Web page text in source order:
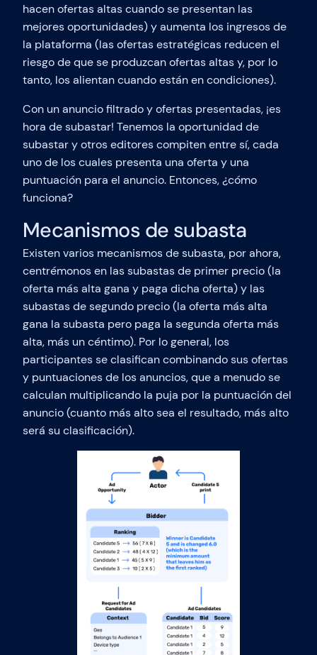
hacen ofertas altas cuando se presentan las
mejores oportunidades) y aumenta los ingresos de
la plataforma (las ofertas estratégicas reducen el
riesgo de que se produzcan ofertas altas y, por lo
tanto, los alientan cuando están en condiciones).
Con un anuncio filtrado y ofertas presentadas, ¡es
hora de subastar! Tenemos la oportunidad de
subastar y otros editores compiten entre sí, cada
uno de los cuales presenta una oferta y una
puntuación para el anuncio. Entonces, ¿cómo
funciona?
Mecanismos de subasta
Existen varios mecanismos de subasta, por ahora,
centrémonos en las subastas de primer precio (la
oferta más alta gana y paga dicha oferta) y las
subastas de segundo precio (la oferta más alta
gana la subasta pero paga la segunda oferta más
alta, más un céntimo). Por lo general, los
participantes se clasifican combinando sus ofertas
y puntuaciones de los anuncios, que a menudo se
calculan multiplicando la puja por la puntuación del
anuncio (cuanto más alto sea el resultado, más alto
será su clasificación).